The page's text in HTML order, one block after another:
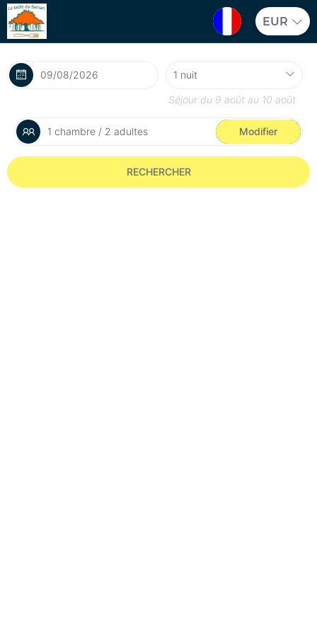
EUR
Séjour du 9 août au 10 août
1 chambre / 2 adultes Modifier